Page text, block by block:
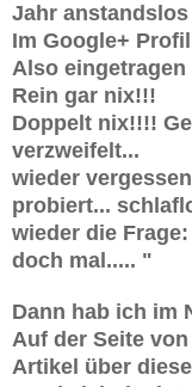
Jahr
Im Google+
Also
Rein gar nix!!!
Doppelt nix!!!!
verzweifelt...
wieder
probiert...
wieder die
doch mal..... "
Dann hab ich im
Auf der Seite
Artikel über